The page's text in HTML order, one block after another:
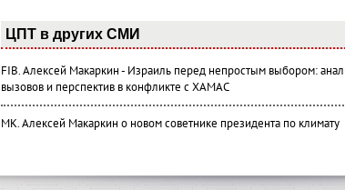
ЦПТ в других СМИ
FIB. Алексей Макаркин - Израиль перед непростым выбором:
вызовов и перспектив в конфликте с ХАМАС
МК. Алексей Макаркин о новом советнике президента по климату